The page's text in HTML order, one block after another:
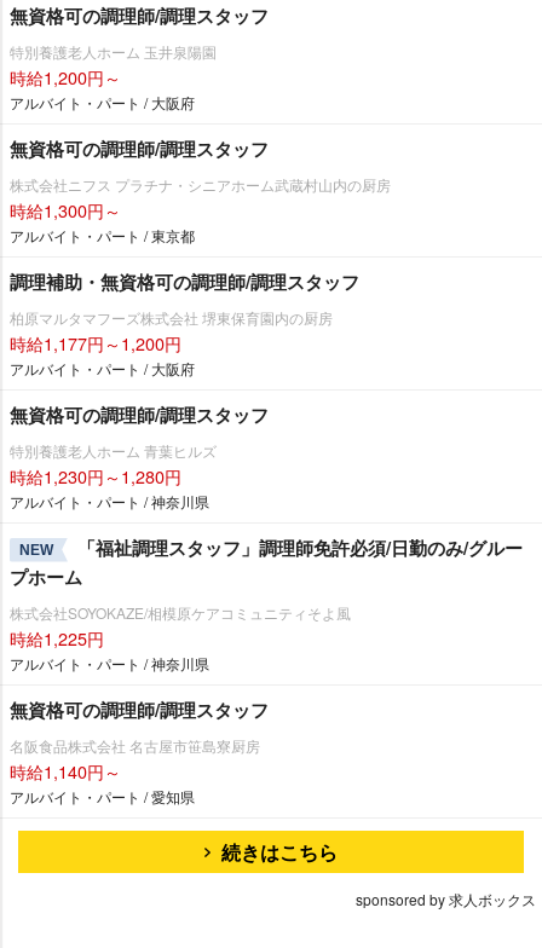
無資格可の調理師/調理スタッフ
特別養護老人ホーム 玉井泉陽園
時給1,200円～
アルバイト・パート / 大阪府
無資格可の調理師/調理スタッフ
株式会社ニフス プラチナ・シニアホーム武蔵村山内の厨房
時給1,300円～
アルバイト・パート / 東京都
調理補助・無資格可の調理師/調理スタッフ
柏原マルタマフーズ株式会社 堺東保育園内の厨房
時給1,177円～1,200円
アルバイト・パート / 大阪府
無資格可の調理師/調理スタッフ
特別養護老人ホーム 青葉ヒルズ
時給1,230円～1,280円
アルバイト・パート / 神奈川県
NEW
「福祉調理スタッフ」調理師免許必須/日勤のみ/グルー
プホーム
株式会社SOYOKAZE/相模原ケアコミュニティそよ風
時給1,225円
アルバイト・パート / 神奈川県
無資格可の調理師/調理スタッフ
名阪食品株式会社 名古屋市笹島寮厨房
時給1,140円～
アルバイト・パート / 愛知県
続きはこちら
sponsored by 求人ボックス